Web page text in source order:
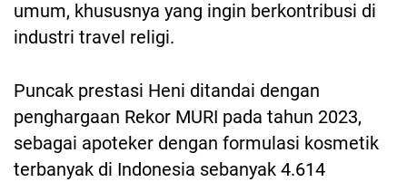
umum, khususnya yang ingin berkontribusi di
industri travel religi.
Puncak prestasi Heni ditandai dengan
penghargaan Rekor MURI pada tahun 2023,
sebagai apoteker dengan formulasi kosmetik
terbanyak di Indonesia sebanyak 4.614